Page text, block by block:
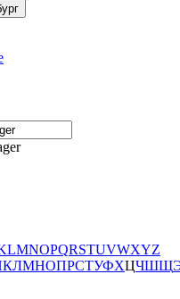
LMNOPQRSTUVWXYZ
КЛМНОПРСТУФХЦЧШЩ